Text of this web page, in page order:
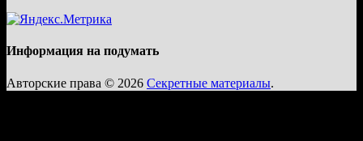
Информация на подумать
Авторские права © 2026 Секретные материалы.